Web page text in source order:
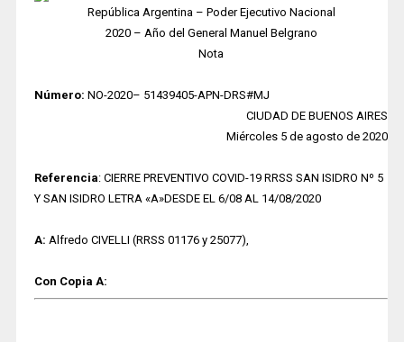
República Argentina – Poder Ejecutivo Nacional
2020 – Año del General Manuel Belgrano
Nota
Número: NO-2020– 51439405-APN-DRS#MJ
CIUDAD DE BUENOS AIRES
Miércoles 5 de agosto de 2020
Referencia: CIERRE PREVENTIVO COVID-19 RRSS SAN ISIDRO Nº 5
Y SAN ISIDRO LETRA «A»DESDE EL 6/08 AL 14/08/2020
A: Alfredo CIVELLI (RRSS 01176 y 25077),
Con Copia A: